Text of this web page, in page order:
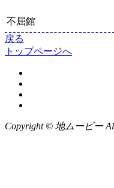
不屈館
戻る
トップページへ
Copyright © 地ムービー